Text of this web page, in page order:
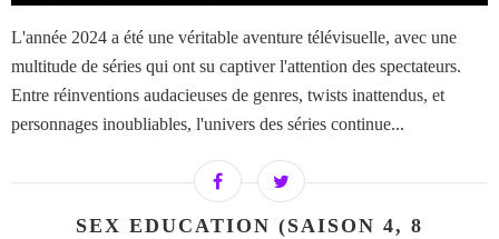
L'année 2024 a été une véritable aventure télévisuelle, avec une
multitude de séries qui ont su captiver l'attention des spectateurs.
Entre réinventions audacieuses de genres, twists inattendus, et
personnages inoubliables, l'univers des séries continue...
SEX EDUCATION (SAISON 4, 8